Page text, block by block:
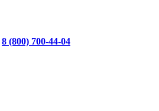
8 (800) 700-44-04